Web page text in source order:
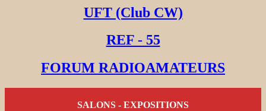
UFT (Club CW)
REF - 55
FORUM RADIOAMATEURS
SALONS - EXPOSITIONS